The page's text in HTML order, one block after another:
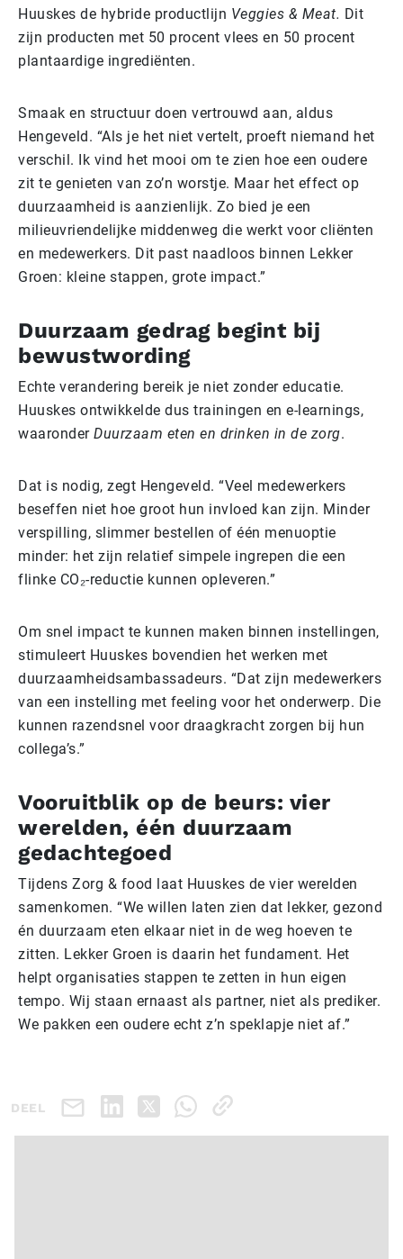
Huuskes de hybride productlijn Veggies & Meat. Dit
zijn producten met 50 procent vlees en 50 procent
plantaardige ingrediënten.
Smaak en structuur doen vertrouwd aan, aldus
Hengeveld. “Als je het niet vertelt, proeft niemand het
verschil. Ik vind het mooi om te zien hoe een oudere
zit te genieten van zo’n worstje. Maar het effect op
duurzaamheid is aanzienlijk. Zo bied je een
milieuvriendelijke middenweg die werkt voor cliënten
en medewerkers. Dit past naadloos binnen Lekker
Groen: kleine stappen, grote impact.”
Duurzaam gedrag begint bij
bewustwording
Echte verandering bereik je niet zonder educatie.
Huuskes ontwikkelde dus trainingen en e-learnings,
waaronder Duurzaam eten en drinken in de zorg.
Dat is nodig, zegt Hengeveld. “Veel medewerkers
beseffen niet hoe groot hun invloed kan zijn. Minder
verspilling, slimmer bestellen of één menuoptie
minder: het zijn relatief simpele ingrepen die een
flinke CO₂-reductie kunnen opleveren.”
Om snel impact te kunnen maken binnen instellingen,
stimuleert Huuskes bovendien het werken met
duurzaamheidsambassadeurs. “Dat zijn medewerkers
van een instelling met feeling voor het onderwerp. Die
kunnen razendsnel voor draagkracht zorgen bij hun
collega’s.”
Vooruitblik op de beurs: vier
werelden, één duurzaam
gedachtegoed
Tijdens Zorg & food laat Huuskes de vier werelden
samenkomen. “We willen laten zien dat lekker, gezond
én duurzaam eten elkaar niet in de weg hoeven te
zitten. Lekker Groen is daarin het fundament. Het
helpt organisaties stappen te zetten in hun eigen
tempo. Wij staan ernaast als partner, niet als prediker.
We pakken een oudere echt z’n speklapje niet af.”
DEEL